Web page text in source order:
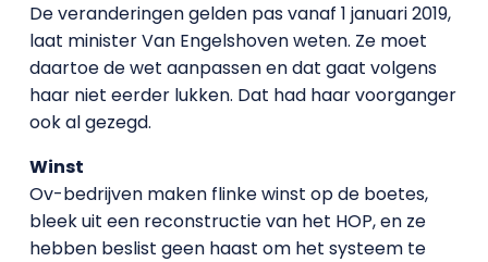
De veranderingen gelden pas vanaf 1 januari 2019,
laat minister Van Engelshoven weten. Ze moet
daartoe de wet aanpassen en dat gaat volgens
haar niet eerder lukken. Dat had haar voorganger
ook al gezegd.
Winst
Ov-bedrijven maken flinke winst op de boetes,
bleek uit een reconstructie van het HOP, en ze
hebben beslist geen haast om het systeem te